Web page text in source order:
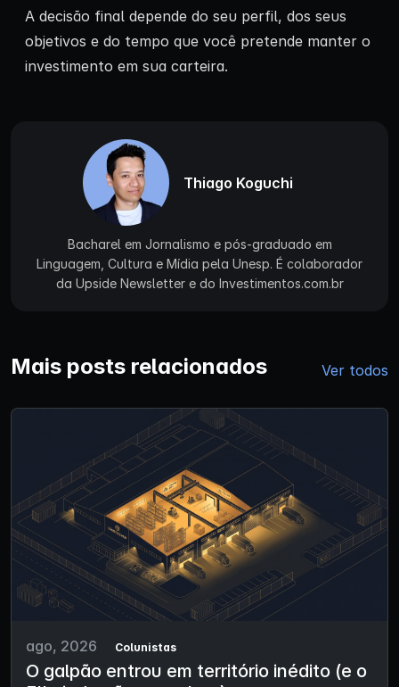
A decisão final depende do seu perfil, dos seus
objetivos e do tempo que você pretende manter o
investimento em sua carteira.
Thiago Koguchi
Bacharel em Jornalismo e pós-graduado em
Linguagem, Cultura e Mídia pela Unesp. É colaborador
da Upside Newsletter e do Investimentos.com.br
Mais posts relacionados Ver todos
ago, 2026 Colunistas
O galpão entrou em território inédito (e o